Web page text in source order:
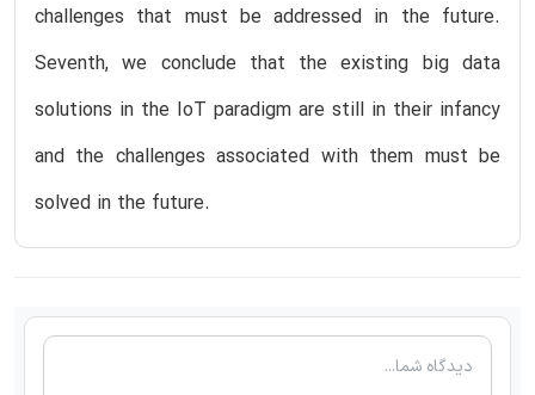
challenges that must be addressed in the future.
Seventh, we conclude that the existing big data
solutions in the IoT paradigm are still in their infancy
and the challenges associated with them must be
solved in the future.